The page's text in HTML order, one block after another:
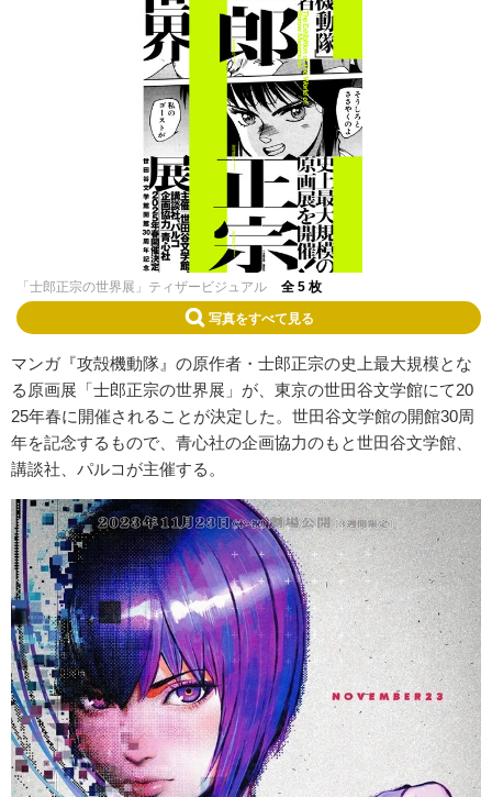
「士郎正宗の世界展」ティザービジュアル 全 5 枚
写真をすべて見る
マンガ『攻殻機動隊』の原作者・士郎正宗の史上最大規模とな
る原画展「士郎正宗の世界展」が、東京の世田谷文学館にて20
25年春に開催されることが決定した。世田谷文学館の開館30周
年を記念するもので、青心社の企画協力のもと世田谷文学館、
講談社、パルコが主催する。